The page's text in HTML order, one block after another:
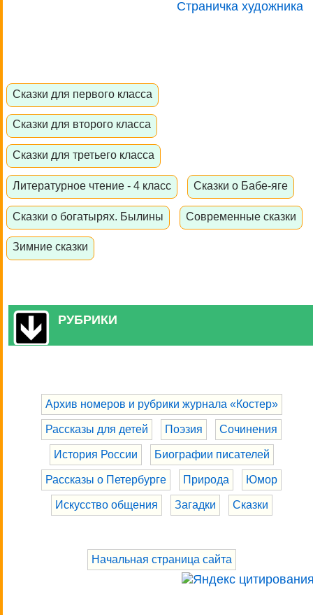
Страничка художника
Сказки для первого класса
Сказки для второго класса
Сказки для третьего класса
Литературное чтение - 4 класс Сказки о Бабе-яге
Сказки о богатырях. Былины Современные сказки
Зимние сказки
РУБРИКИ
Архив номеров и рубрики журнала «Костер»
Рассказы для детей Поэзия Сочинения
История России Биографии писателей
Рассказы о Петербурге Природа Юмор
Искусство общения Загадки Сказки
Начальная страница сайта